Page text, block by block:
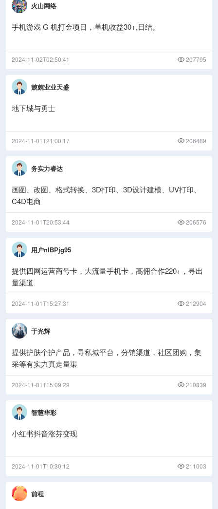
火山网络
手机游戏 G 机打金项目，单机收益30+,日结。
2024-11-02T02:50:41 207795
兢兢业业天盛
地下城与勇士
2024-11-01T21:00:17 206489
务实力睿达
画图、改图、格式转换、3D打印、3D设计建模、UV打印、
C4D电商
2024-11-01T20:53:44 206576
用户nlBPjg95
提供四网运营商号卡，大流量手机卡，高佣合作220+，寻出
量渠道
2024-11-01T15:27:31 212904
于光辉
提供护肤个护产品，寻私域平台，分销渠道，社区团购，集
采等有实力真走量渠
2024-11-01T15:09:29 210839
智慧华彩
小红书抖音涨芬变现
2024-11-01T10:30:12 211003
前程